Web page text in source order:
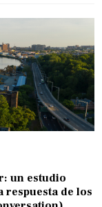
un estudio
respuesta de los